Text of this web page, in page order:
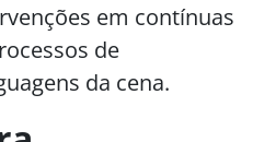
em contínuas
de
da cena.